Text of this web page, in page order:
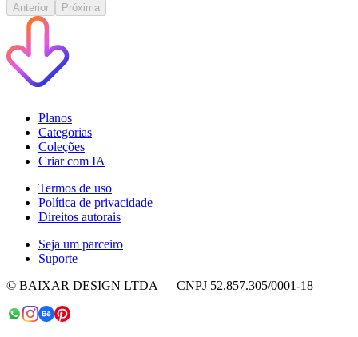
Anterior Próxima
Planos
Categorias
Coleções
Criar com IA
Termos de uso
Política de privacidade
Direitos autorais
Seja um parceiro
Suporte
© BAIXAR DESIGN LTDA — CNPJ 52.857.305/0001-18